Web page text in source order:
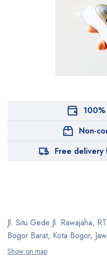
Non-
Free
Jl. Situ Gede Jl. Rawajaha,
Bogor Barat, Kota Bogor,
Show on map